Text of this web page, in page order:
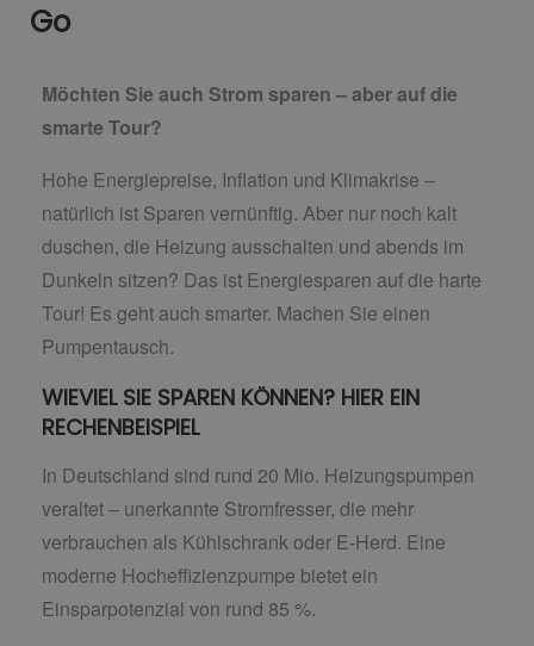
Go
Möchten Sie auch Strom sparen – aber auf die
smarte Tour?
Hohe Energiepreise, Inflation und Klimakrise –
natürlich ist Sparen vernünftig. Aber nur noch kalt
duschen, die Heizung ausschalten und abends im
Dunkeln sitzen? Das ist Energiesparen auf die harte
Tour! Es geht auch smarter. Machen Sie einen
Pumpentausch.
WIEVIEL SIE SPAREN KÖNNEN? HIER EIN
RECHENBEISPIEL
In Deutschland sind rund 20 Mio. Heizungspumpen
veraltet – unerkannte Stromfresser, die mehr
verbrauchen als Kühlschrank oder E-Herd. Eine
moderne Hocheffizienzpumpe bietet ein
Einsparpotenzial von rund 85 %.